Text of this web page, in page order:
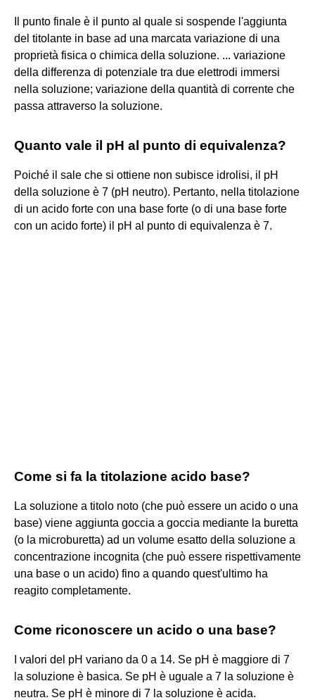
Il punto finale è il punto al quale si sospende l'aggiunta
del titolante in base ad una marcata variazione di una
proprietà fisica o chimica della soluzione. ... variazione
della differenza di potenziale tra due elettrodi immersi
nella soluzione; variazione della quantità di corrente che
passa attraverso la soluzione.
Quanto vale il pH al punto di equivalenza?
Poiché il sale che si ottiene non subisce idrolisi, il pH
della soluzione è 7 (pH neutro). Pertanto, nella titolazione
di un acido forte con una base forte (o di una base forte
con un acido forte) il pH al punto di equivalenza è 7.
Come si fa la titolazione acido base?
La soluzione a titolo noto (che può essere un acido o una
base) viene aggiunta goccia a goccia mediante la buretta
(o la microburetta) ad un volume esatto della soluzione a
concentrazione incognita (che può essere rispettivamente
una base o un acido) fino a quando quest'ultimo ha
reagito completamente.
Come riconoscere un acido o una base?
I valori del pH variano da 0 a 14. Se pH è maggiore di 7
la soluzione è basica. Se pH è uguale a 7 la soluzione è
neutra. Se pH è minore di 7 la soluzione è acida.